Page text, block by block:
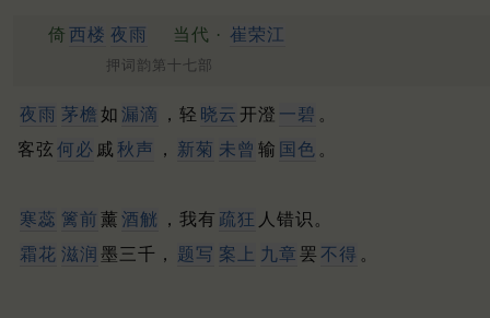
倚 西楼 夜雨 当代 · 崔荣江
押词韵第十七部
夜雨 茅檐 如 漏滴 ，轻 晓云 开澄 一碧 。
客弦何必 戚 秋声 ， 新菊 未曾 输 国色 。
寒蕊 篱前 薰 酒觥 ，我有 疏狂 人错识。
霜花 滋润 墨三千， 题写 案上 九章 罢 不得 。